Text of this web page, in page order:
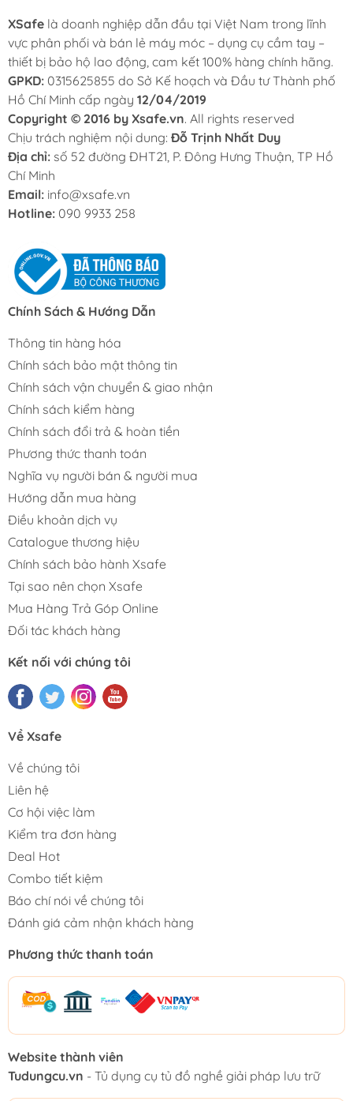
XSafe là doanh nghiệp dẫn đầu tại Việt Nam trong lĩnh
vực phân phối và bán lẻ máy móc – dụng cụ cầm tay –
thiết bị bảo hộ lao động, cam kết 100% hàng chính hãng.
GPKD: 0315625855 do Sở Kế hoạch và Đầu tư Thành phố
Hồ Chí Minh cấp ngày 12/04/2019
Copyright © 2016 by Xsafe.vn. All rights reserved
Chịu trách nghiệm nội dung: Đỗ Trịnh Nhất Duy
Địa chỉ: số 52 đường ĐHT21, P. Đông Hưng Thuận, TP Hồ
Chí Minh
Email: info@xsafe.vn
Hotline: 090 9933 258
Chính Sách & Hướng Dẫn
Thông tin hàng hóa
Chính sách bảo mật thông tin
Chính sách vận chuyển & giao nhận
Chính sách kiểm hàng
Chính sách đổi trả & hoàn tiền
Phương thức thanh toán
Nghĩa vụ người bán & người mua
Hướng dẫn mua hàng
Điều khoản dịch vụ
Catalogue thương hiệu
Chính sách bảo hành Xsafe
Tại sao nên chọn Xsafe
Mua Hàng Trả Góp Online
Đối tác khách hàng
Kết nối với chúng tôi
Về Xsafe
Về chúng tôi
Liên hệ
Cơ hội việc làm
Kiểm tra đơn hàng
Deal Hot
Combo tiết kiệm
Báo chí nói về chúng tôi
Đánh giá cảm nhận khách hàng
Phương thức thanh toán
Website thành viên
Tudungcu.vn - Tủ dụng cụ tủ đồ nghề giải pháp lưu trữ